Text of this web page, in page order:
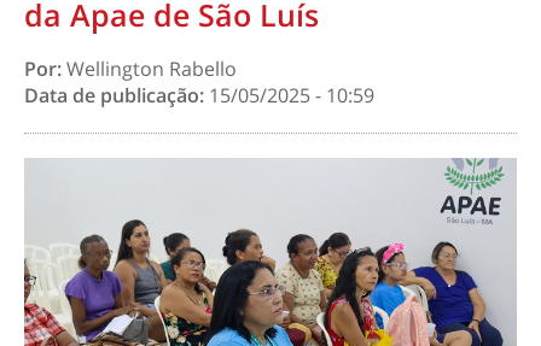
da Apae de São Luís
Por:Wellington Rabello
Data de publicação: 15/05/2025 - 10:59